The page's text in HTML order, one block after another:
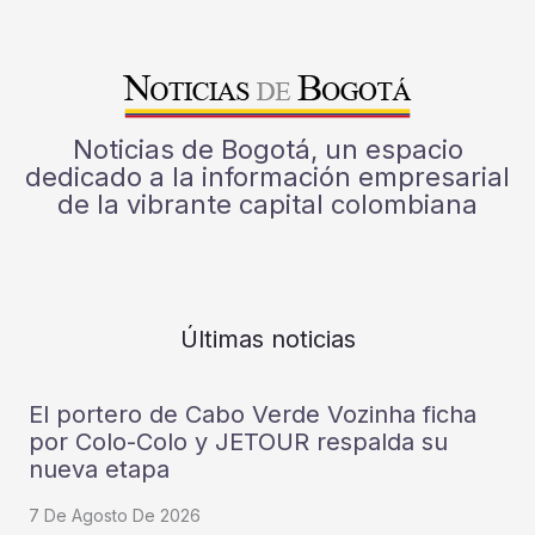
Noticias de Bogotá, un espacio
dedicado a la información empresarial
de la vibrante capital colombiana
Últimas noticias
El portero de Cabo Verde Vozinha ficha
por Colo-Colo y JETOUR respalda su
nueva etapa
7 De Agosto De 2026